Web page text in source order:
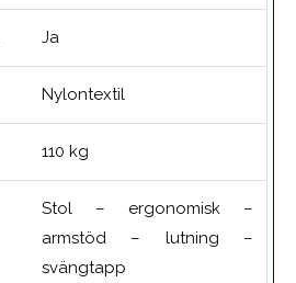
Ja
Nylontextil
110 kg
Stol – ergonomisk –
armstöd – lutning –
svängtapp